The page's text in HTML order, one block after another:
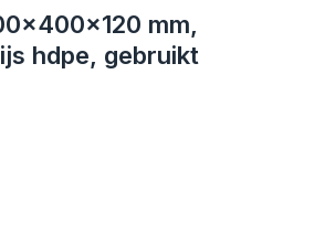
mm,
hdpe, gebruikt